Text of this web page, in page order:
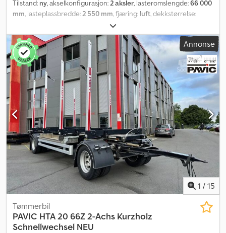
Tilstand: ny, akselkonfigurasjon:2 aksler, lasteromslengde:66 000
mm, lasteplassbredde:2 550 mm, fjæring: luft, dekkstørrelse:
Annonse
1 / 15
Tømmerbil
PAVIC HTA 20 66Z 2-Achs Kurzholz
Schnellwechsel NEU